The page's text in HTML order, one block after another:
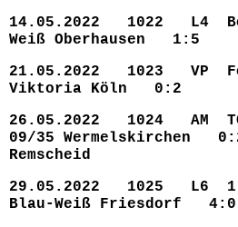
14.05.2022 1022 L4
Weiß
21.05.2022 1023 VP
Viktoria Köln
26.05.2022 1024 AM
09/35
Remscheid
29.05.2022 1025 L6 1.
Blau-Weiß